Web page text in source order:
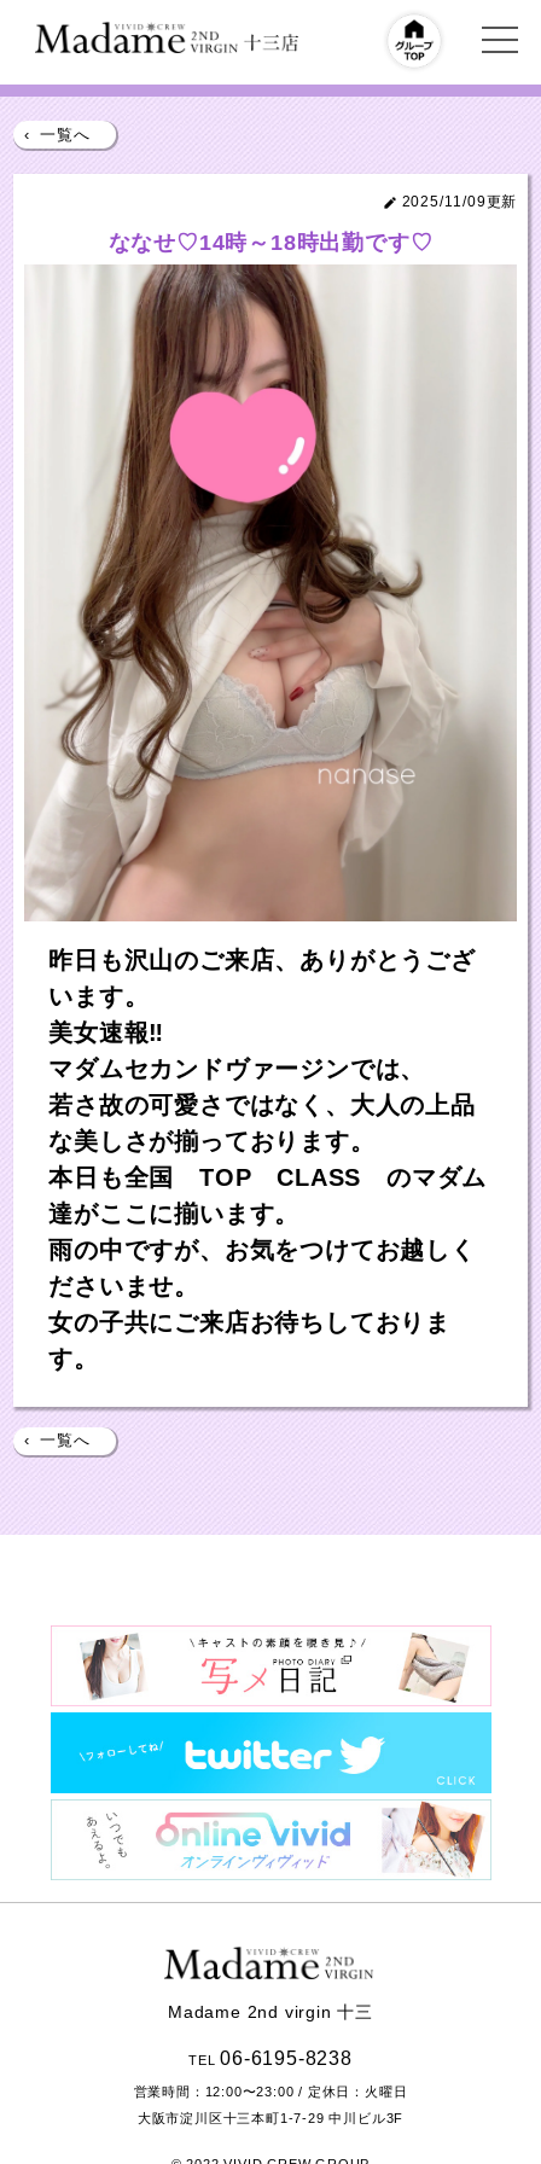
‹ 一覧へ
2025/11/09更新
ななせ♡14時～18時出勤です♡
昨日も沢山のご来店、ありがとうござ
います。
美女速報‼
マダムセカンドヴァージンでは、
若さ故の可愛さではなく、大人の上品
な美しさが揃っております。
本日も全国 TOP CLASS のマダム
達がここに揃います。
雨の中ですが、お気をつけてお越しく
ださいませ。
女の子共にご来店お待ちしておりま
す。
‹ 一覧へ
Madame 2nd virgin 十三
TEL06-6195-8238
営業時間： 12:00〜23:00 / 定休日：火曜日
大阪市淀川区十三本町1-7-29 中川ビル3F